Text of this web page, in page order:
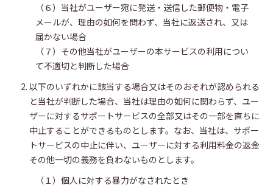
（６）当社がユーザー宛に発送・送信した郵便物・電子
メールが、理由の如何を問わず、当社に返送され、又は
届かない場合
（７）その他当社がユーザーの本サービスの利用につい
て不適切と判断した場合
以下のいずれかに該当する場合又はそのおそれが認められる
と当社が判断した場合、当社は理由の如何に関わらず、ユー
ザーに対するサポートサービスの全部又はその一部を直ちに
中止することができるものとします。なお、当社は、サポー
トサービスの中止に伴い、ユーザーに対する利用料金の返金
その他一切の義務を負わないものとします。
（１）個人に対する暴力がなされたとき